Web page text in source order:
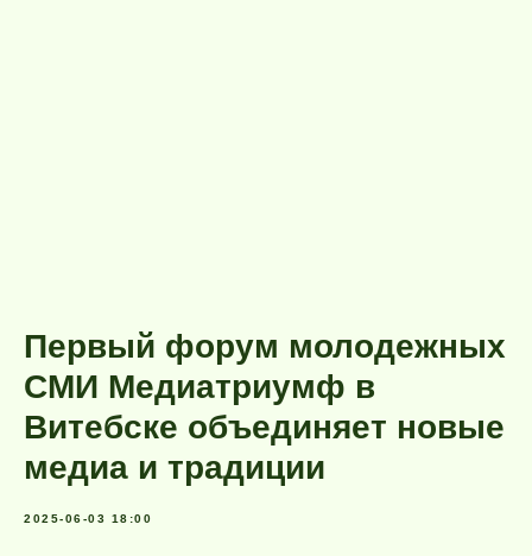
Первый форум молодежных
СМИ Медиатриумф в
Витебске объединяет новые
медиа и традиции
2025-06-03 18:00